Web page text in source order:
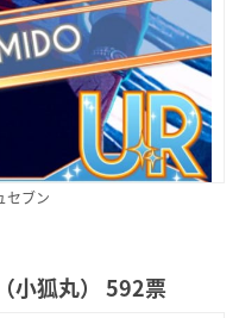
セブン
小狐丸） 592票